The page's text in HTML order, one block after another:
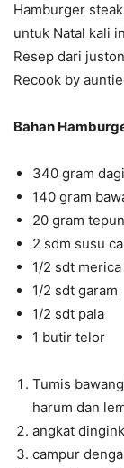
Hamburger
untuk Natal kali
Resep dari
Recook by
Bahan
340 gram
140 gram
20 gram
2 sdm susu
1/2 sdt
1/2 sdt garam
1/2 sdt pala
1 butir telor
Tumis
harum dan
angkat
campur